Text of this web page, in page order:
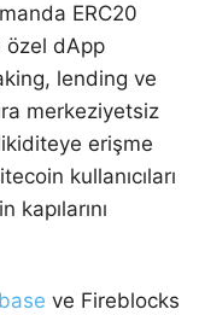
ERC20
özel dApp
lending ve
merkeziyetsiz
erişme
kullanıcıları
ve Fireblocks